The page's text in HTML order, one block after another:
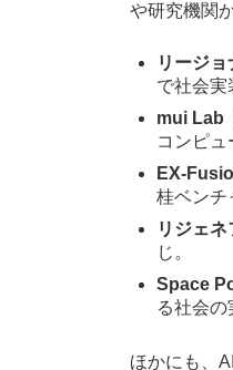
や研究機関
リージ
で社会実
mui Lab
コンピュ
EX-
桂ベンチ
リジェネ
じ。
Space
る社会の
ほかにも、